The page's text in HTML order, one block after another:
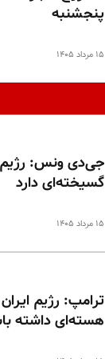
پنجشنبه
۱۵ مرداد ۱۴۰۵
جی‌دی ونس: رژیم
گسیخته‌ای دارد
۱۵ مرداد ۱۴۰۵
ترامپ: رژیم
هسته‌ای داشته